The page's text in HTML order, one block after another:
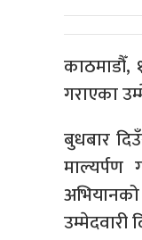
काठमाडौँ,
गराएका
बुधबार
माल्यर्पण
उम्मेदवारी